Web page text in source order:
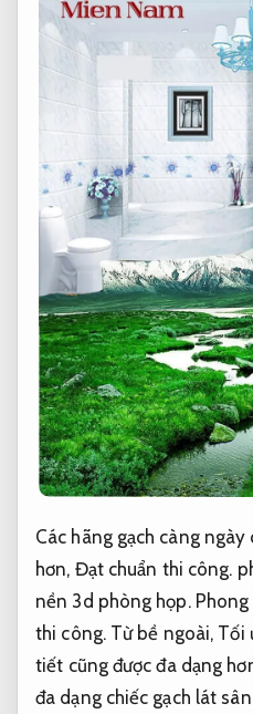
Các hãng gạch càng
hơn, Đạt chuẩn thi công.
nền 3d phòng họp.
thi công.Từ bề ngoài, Tối
tiết cũng được đa dạng
đa dạng chiếc gạch lát